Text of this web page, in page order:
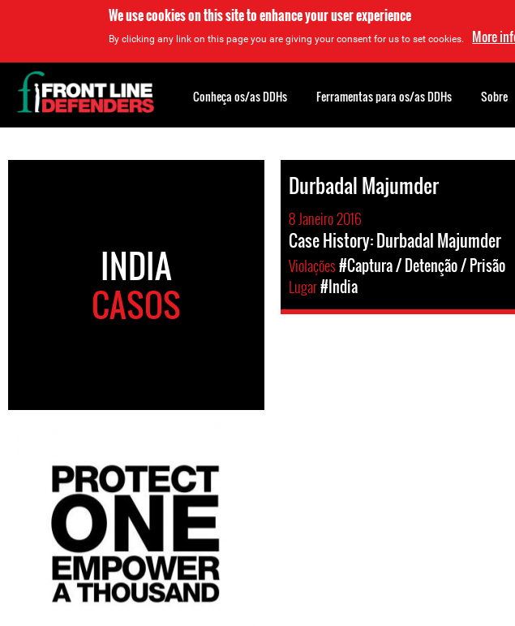
We use cookies on this site to enhance your user experience
By clicking any link on this page you are giving your consent for us to set cookies. More
to
INDIA
CASOS
Durbadal Majumder
8 Janeiro 2016
Case History: Durbadal Majumder
Violações#Captura / Detenção / Prisão
Lugar#India
Back
to
top
Conheça os/as DDHs Ferramentas para os/as DDHs Sobre